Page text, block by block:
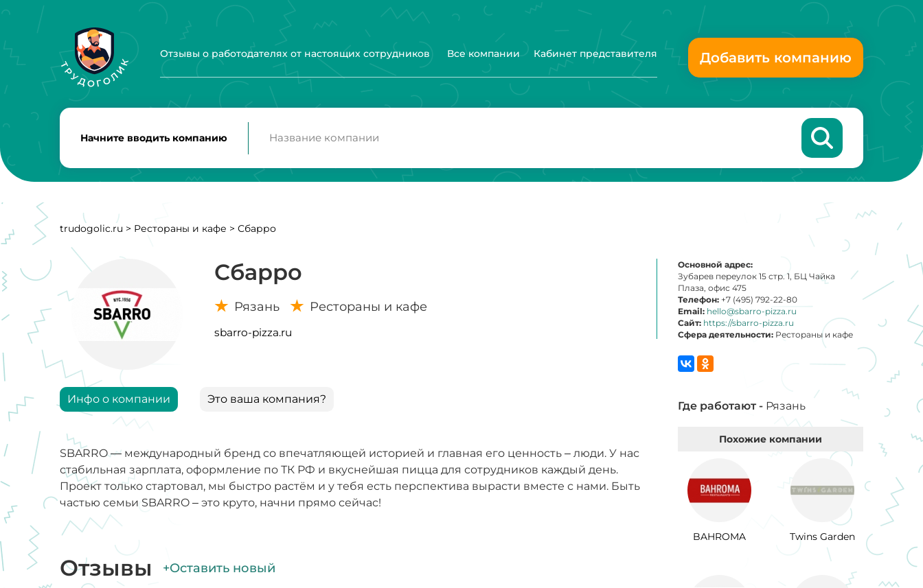
Отзывы о работодателях от настоящих сотрудников Все компании Кабинет представителя Добавить компанию
Начните вводить компанию
trudogolic.ru > Рестораны и кафе > Сбарро
Сбарро
Рязань Рестораны и кафе
sbarro-pizza.ru
Инфо о компании Это ваша компания?
SBARRO — международный бренд со впечатляющей историей и главная его ценность – люди. У нас
стабильная зарплата, оформление по ТК РФ и вкуснейшая пицца для сотрудников каждый день.
Проект только стартовал, мы быстро растём и у тебя есть перспектива вырасти вместе с нами. Быть
частью семьи SBARRO – это круто, начни прямо сейчас!
Отзывы +Оставить новый
Основной адрес:
Зубарев переулок 15 стр. 1, БЦ Чайка
Плаза, офис 475
Телефон: +7 (495) 792-22-80
Email: hello@sbarro-pizza.ru
Сайт: https://sbarro-pizza.ru
Сфера деятельности: Рестораны и кафе
Где работают - Рязань
Похожие компании
BAHROMA Twins Garden